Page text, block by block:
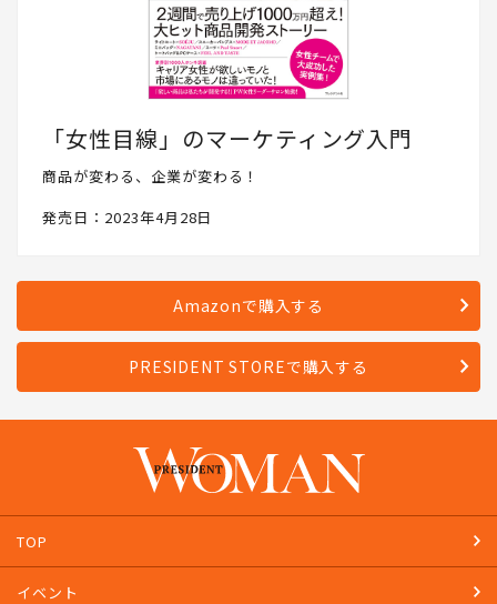
「女性目線」のマーケティング入門
商品が変わる、企業が変わる！
発売日：2023年4月28日
Amazonで購入する
PRESIDENT STOREで購入する
TOP
イベント